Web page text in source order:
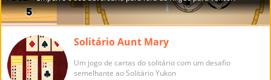
Solitário Aunt Mary
Um jogo de cartas do solitário com um desafio
semelhante ao Solitário Yukon